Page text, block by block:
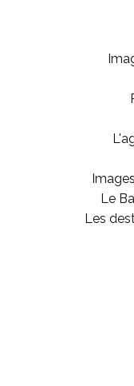
Le
Les